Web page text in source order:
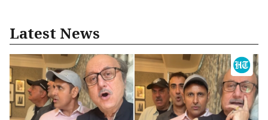
Latest News